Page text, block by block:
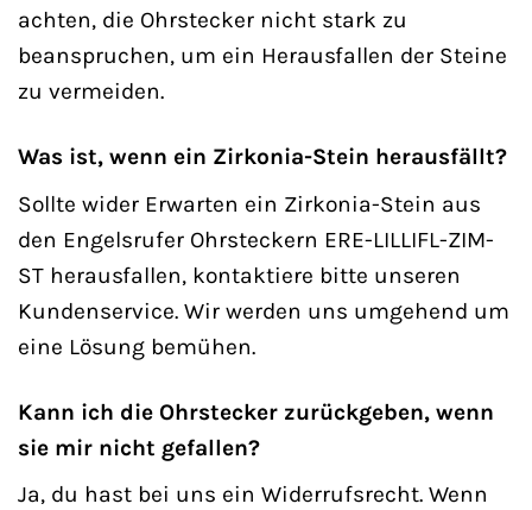
achten, die Ohrstecker nicht stark zu
beanspruchen, um ein Herausfallen der Steine
zu vermeiden.
Was ist, wenn ein Zirkonia-Stein herausfällt?
Sollte wider Erwarten ein Zirkonia-Stein aus
den Engelsrufer Ohrsteckern ERE-LILLIFL-ZIM-
ST herausfallen, kontaktiere bitte unseren
Kundenservice. Wir werden uns umgehend um
eine Lösung bemühen.
Kann ich die Ohrstecker zurückgeben, wenn
sie mir nicht gefallen?
Ja, du hast bei uns ein Widerrufsrecht. Wenn